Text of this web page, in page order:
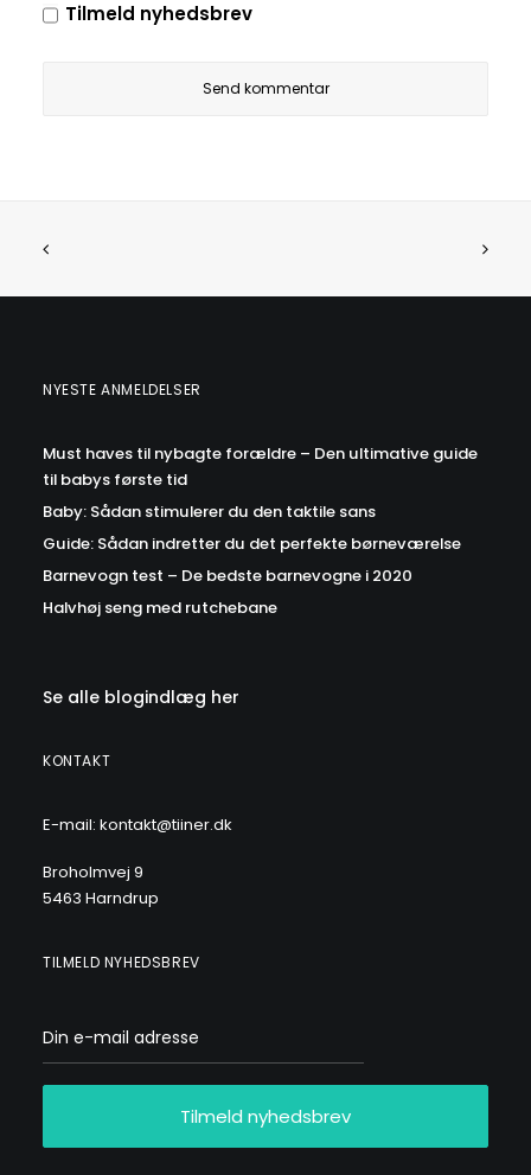
Tilmeld nyhedsbrev
NYESTE ANMELDELSER
Must haves til nybagte forældre – Den ultimative guide
til babys første tid
Baby: Sådan stimulerer du den taktile sans
Guide: Sådan indretter du det perfekte børneværelse
Barnevogn test – De bedste barnevogne i 2020
Halvhøj seng med rutchebane
Se alle blogindlæg her
KONTAKT
E-mail: kontakt@tiiner.dk
Broholmvej 9
5463 Harndrup
TILMELD NYHEDSBREV